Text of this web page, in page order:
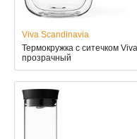
Viva Scandinavia
Термокружка с ситечком
прозрачный